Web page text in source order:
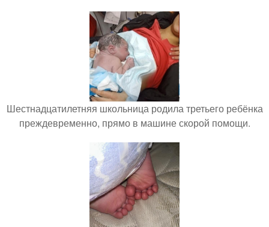
Шестнадцатилетняя школьница родила третьего ребёнка
преждевременно, прямо в машине скорой помощи.